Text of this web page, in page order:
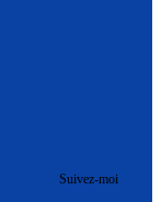
Suivez-moi